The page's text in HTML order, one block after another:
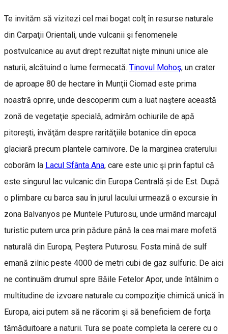
Te invităm să vizitezi cel mai bogat colţ în resurse naturale
din Carpaţii Orientali, unde vulcanii şi fenomenele
postvulcanice au avut drept rezultat nişte minuni unice ale
naturii, alcătuind o lume fermecată. Tinovul Mohoş, un crater
de aproape 80 de hectare în Munţii Ciomad este prima
noastră oprire, unde descoperim cum a luat naştere această
zonă de vegetaţie specială, admirăm ochiurile de apă
pitoreşti, învăţăm despre rarităţiile botanice din epoca
glaciară precum plantele carnivore. De la marginea craterului
coborâm la Lacul Sfânta Ana, care este unic şi prin faptul că
este singurul lac vulcanic din Europa Centrală și de Est. După
o plimbare cu barca sau în jurul lacului urmează o excursie în
zona Balvanyos pe Muntele Puturosu, unde urmând marcajul
turistic putem urca prin pădure până la cea mai mare mofetă
naturală din Europa, Peştera Puturosu. Fosta mină de sulf
emană zilnic peste 4000 de metri cubi de gaz sulfuric. De aici
ne continuăm drumul spre Băile Fetelor Apor, unde întâlnim o
multitudine de izvoare naturale cu compoziţie chimică unică în
Europa, aici putem să ne răcorim şi să beneficiem de forţa
tămăduitoare a naturii. Tura se poate completa la cerere cu o